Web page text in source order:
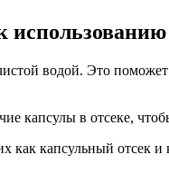
использованию
водой. Это
капсулы в отсеке,
капсульный отсек и